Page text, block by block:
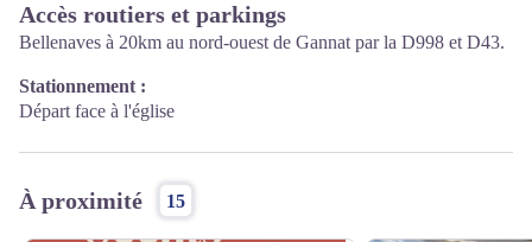
Accès routiers et parkings
Bellenaves à 20km au nord-ouest de Gannat par la D998 et D43.
Stationnement :
Départ face à l'église
À proximité 15